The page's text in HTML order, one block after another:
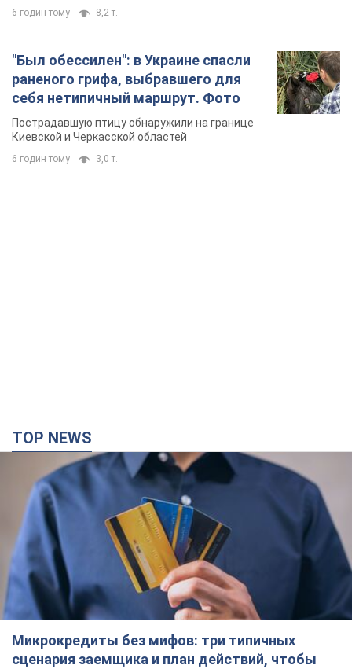
6 годин тому 8,2 т.
"Был обессилен": в Украине спасли
раненого грифа, выбравшего для
себя нетипичный маршрут. Фото
Пострадавшую птицу обнаружили на границе
Киевской и Черкасской областей
6 годин тому 3,0 т.
TOP NEWS
Микрокредиты без мифов: три типичных
сценария заемщика и план действий, чтобы